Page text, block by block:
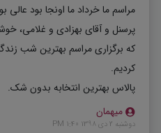
مراسم ما خرداد ما اونجا بود
پرسنل و آقای بهزادی و غلامی،
که برگزاری مراسم بهترین شب
کردیم.
پالاس بهترین انتخابه بدون شک.
میهمان
دوشنبه 2 دی 1398 1:40 PM